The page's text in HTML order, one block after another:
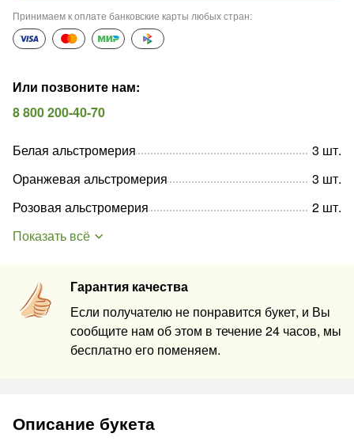
Принимаем к оплате банковские карты любых стран:
Или позвоните нам:
8 800 200-40-70
Гарантия качества
Если получателю не понравится букет, и Вы
сообщите нам об этом в течение 24 часов, мы
бесплатно его поменяем.
Белая альстромерия 3 шт.
Оранжевая альстромерия
3 шт.
Розовая альстромерия
2 шт.
Показать всё
Описание букета